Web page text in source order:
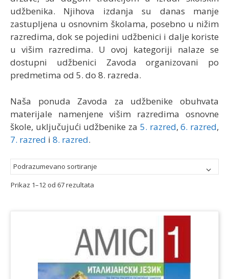
udžbenika. Njihova izdanja su danas manje
zastupljena u osnovnim školama, posebno u nižim
razredima, dok se pojedini udžbenici i dalje koriste
u višim razredima. U ovoj kategoriji nalaze se
dostupni udžbenici Zavoda organizovani po
predmetima od 5. do 8. razreda.
Naša ponuda Zavoda za udžbenike obuhvata
materijale namenjene višim razredima osnovne
škole, uključujući udžbenike za 5. razred,6. razred,
7. razred i 8. razred.
Prikaz 1–12 od 67 rezultata